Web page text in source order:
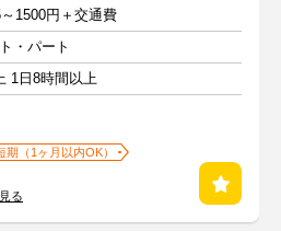
1500円＋交通費
・パート
1日8時間以上
期（1ヶ月以内OK）
る